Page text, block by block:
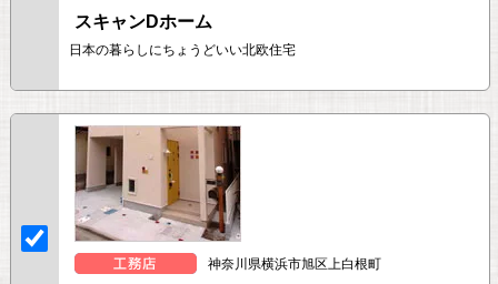
スキャンDホーム
日本の暮らしにちょうどいい北欧住宅
神奈川県横浜市旭区上白根町